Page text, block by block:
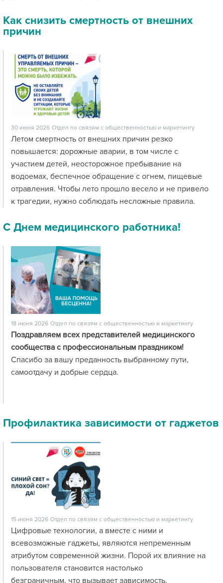
Как снизить смертность от внешних
причин
30 июня 2026 Отдел по связям с общественностью и маркетингу
Летом смертность от внешних причин резко
повышается: дорожные аварии, в том числе с
участием детей, неосторожное пребывание на
водоемах, беспечное обращение с огнем, пищевые
отравления. Чтобы лето прошло весело и не привело
к трагедии, нужно соблюдать несложные правила.
С Днем медицинского работника!
18 июня 2026 Отдел по связям с общественностью и маркетингу
Поздравляем всех представителей медицинского
сообщества с профессиональным праздником!
Спасибо за вашу преданность выбранному пути,
самоотдачу и добрые сердца.
Профилактика зависимости от гаджетов
15 июня 2026 Отдел по связям с общественностью и маркетингу
Цифровые технологии, а вместе с ними и
всевозможные гаджеты, являются непременным
атрибутом современной жизни. Порой их влияние на
пользователя становится настолько
безграничным, что вызывает зависимость.